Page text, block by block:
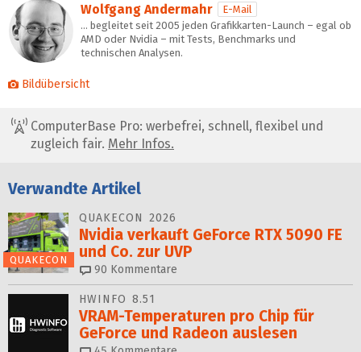
Wolfgang Andermahr
E-Mail
… begleitet seit 2005 jeden Grafikkarten-Launch – egal ob
AMD oder Nvidia – mit Tests, Benchmarks und
technischen Analysen.
Bildübersicht
ComputerBase Pro: werbefrei, schnell, flexibel und
zugleich fair. Mehr Infos.
Verwandte Artikel
QUAKECON
QUAKECON 2026
Nvidia verkauft GeForce RTX 5090 FE
und Co. zur UVP
90 Kommentare
HWINFO 8.51
VRAM-Temperaturen pro Chip für
GeForce und Radeon auslesen